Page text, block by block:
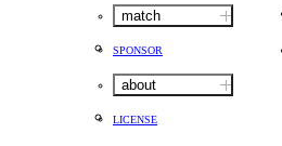
match
SPONSOR
about
LICENSE